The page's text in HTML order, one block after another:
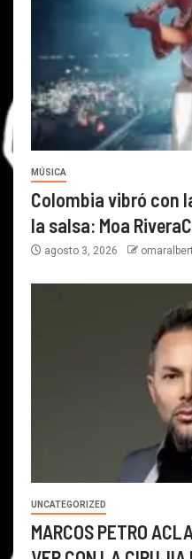
MÚSICA
Colombia vibró con
la salsa: Moa
agosto 3, 2026
UNCATEGORIZED
MARCOS PETRO